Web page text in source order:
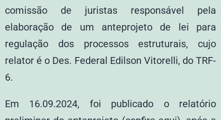
comissão de juristas responsável pela
elaboração de um anteprojeto de lei para
regulação dos processos estruturais, cujo
relator é o Des. Federal Edilson Vitorelli, do TRF-
6.
Em 16.09.2024, foi publicado o relatório